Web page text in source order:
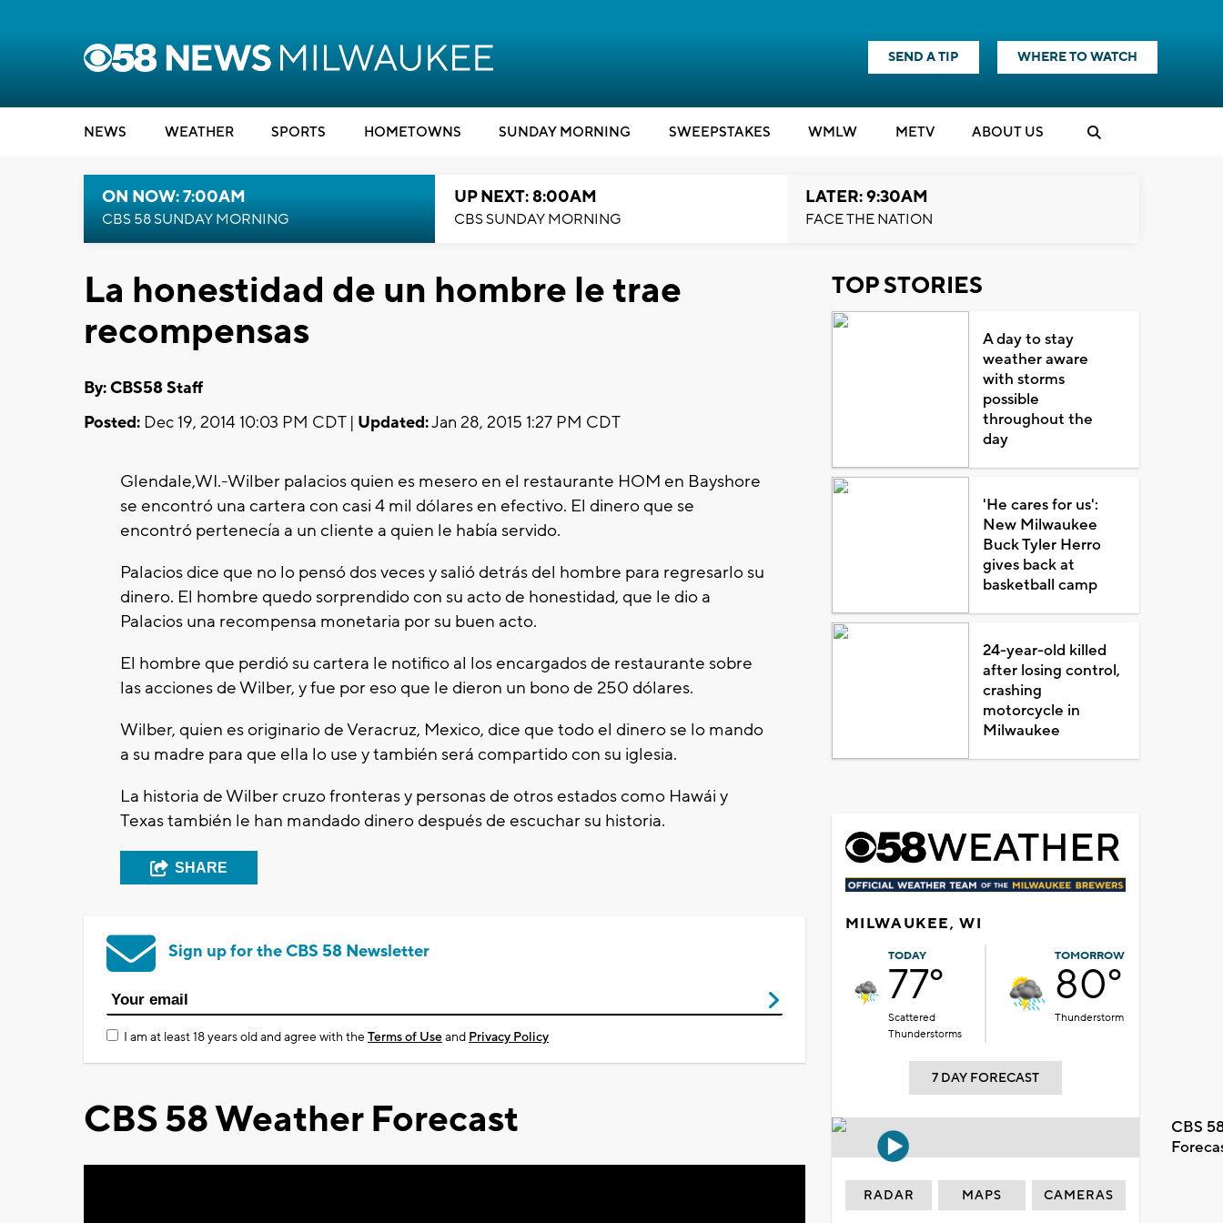
SEND A TIP WHERE TO WATCH
NEWS WEATHER SPORTS HOMETOWNS SUNDAY MORNING SWEEPSTAKES WMLW METV ABOUT US
ON NOW: 7:00AM
CBS 58 SUNDAY MORNING
UP NEXT: 8:00AM
CBS SUNDAY MORNING
LATER: 9:30AM
FACE THE NATION
La honestidad de un hombre le trae
recompensas
By: CBS58 Staff
Posted: Dec 19, 2014 10:03 PM CDT | Updated:Jan 28, 2015 1:27 PM CDT
Glendale,WI.-Wilber palacios quien es mesero en el restaurante HOM en Bayshore
se encontró una cartera con casi 4 mil dólares en efectivo. El dinero que se
encontró pertenecía a un cliente a quien le había servido.
Palacios dice que no lo pensó dos veces y salió detrás del hombre para regresarlo su
dinero. El hombre quedo sorprendido con su acto de honestidad, que le dio a
Palacios una recompensa monetaria por su buen acto.
El hombre que perdió su cartera le notifico al los encargados de restaurante sobre
las acciones de Wilber, y fue por eso que le dieron un bono de 250 dólares.
Wilber, quien es originario de Veracruz, Mexico, dice que todo el dinero se lo mando
a su madre para que ella lo use y también será compartido con su iglesia.
La historia de Wilber cruzo fronteras y personas de otros estados como Hawái y
Texas también le han mandado dinero después de escuchar su historia.
SHARE
Sign up for the CBS 58 Newsletter
I am at least 18 years old and agree with theTerms of Useand Privacy Policy
CBS 58 Weather Forecast
TOP STORIES
A day to stay
weather aware
with storms
possible
throughout the
day
'He cares for us':
New Milwaukee
Buck Tyler Herro
gives back at
basketball camp
24-year-old killed
after losing control,
crashing
motorcycle in
Milwaukee
MILWAUKEE, WI
TODAY
77°
Scattered
Thunderstorms
TOMORROW
80°
Thunderstorm
7 DAY FORECAST
CBS
RADAR MAPS CAMERAS